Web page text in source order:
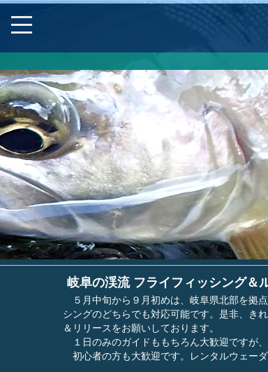
岐阜の渓流 フライフィッシング＆
５月中旬から９月初めは、岐阜県北部を拠
シングのどちらでも対応可能です。是非、き
＆リリースをお願いしております。
１日のみのガイドももちろん大歓迎ですが
初心者の方も大歓迎です。レンタルウェー